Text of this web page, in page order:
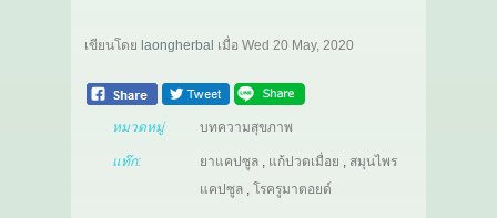
เขียนโดย laongherbal เมื่อ Wed 20 May, 2020
หมวดหมู่ บทความสุขภาพ
แท๊ก: ยาแคปซูล, แก้ปวดเมื่อย , สมุนไพร
แคปซูล, โรครูมาตอยด์